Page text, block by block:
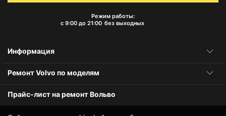
Режим работы:
с 9:00 до 21:00 без выходных
Информация
Ремонт Volvo по моделям
Прайс-лист на ремонт Вольво